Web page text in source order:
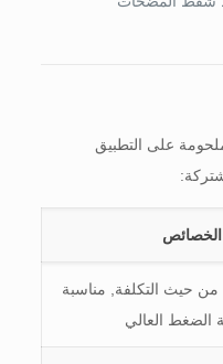
على التطبيق
الخصائص
من حيث التكلفة, مناسبة
الضغط العالي